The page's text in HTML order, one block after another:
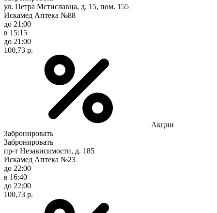
ул. Петра Мстиславца, д. 15, пом. 155
Искамед Аптека №88
до 21:00
в 15:15
до 21:00
100,73 р.
Акции
Забронировать
Забронировать
пр-т Независимости, д. 185
Искамед Аптека №23
до 22:00
в 16:40
до 22:00
100,73 р.